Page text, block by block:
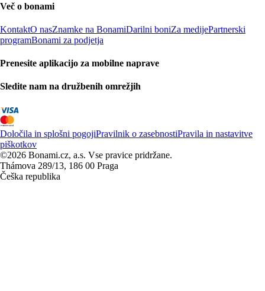
Več o bonami
KontaktO nasZnamke na BonamiDarilni boniZa medijePartnerski
programBonami za podjetja
Prenesite aplikacijo za mobilne naprave
Sledite nam na družbenih omrežjih
Določila in splošni pogojiPravilnik o zasebnostiPravila in nastavitve
piškotkov
©2026 Bonami.cz, a.s. Vse pravice pridržane.
Thámova 289/13, 186 00 Praga
Češka republika